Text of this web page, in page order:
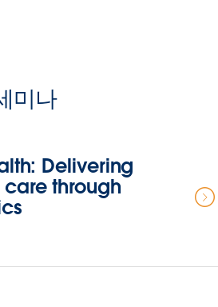
미나
Delivering
through